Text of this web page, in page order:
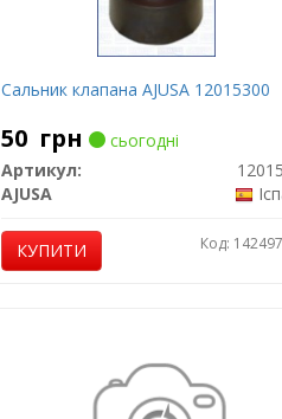
Сальник клапана AJUSA 12015300
50 грн
сьогодні
Артикул:
AJUSA
КУПИТИ Код: